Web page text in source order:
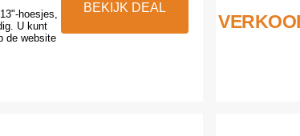
hoesjes,
U kunt
de website
BEKIJK DEAL